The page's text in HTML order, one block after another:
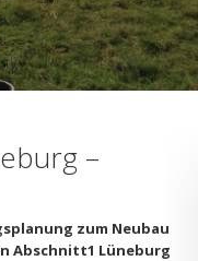
–
zum Neubau
Abschnitt1 Lüneburg